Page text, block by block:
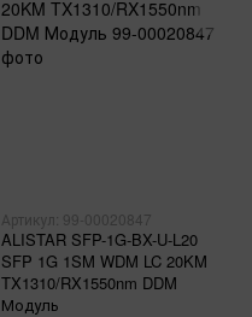
Артикул: 99-00020847
ALISTAR SFP-1G-BX-U-L20
SFP 1G 1SM WDM LC 20KM
TX1310/RX1550nm DDM
Модуль